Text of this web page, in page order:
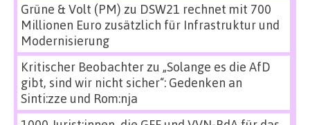
Grüne & Volt (PM) zu DSW21 rechnet mit 700
Millionen Euro zusätzlich für Infrastruktur und
Modernisierung
Kritischer Beobachterzu „Solange es die AfD
gibt, sind wir nicht sicher“: Gedenken an
Sinti:zze und Rom:nja